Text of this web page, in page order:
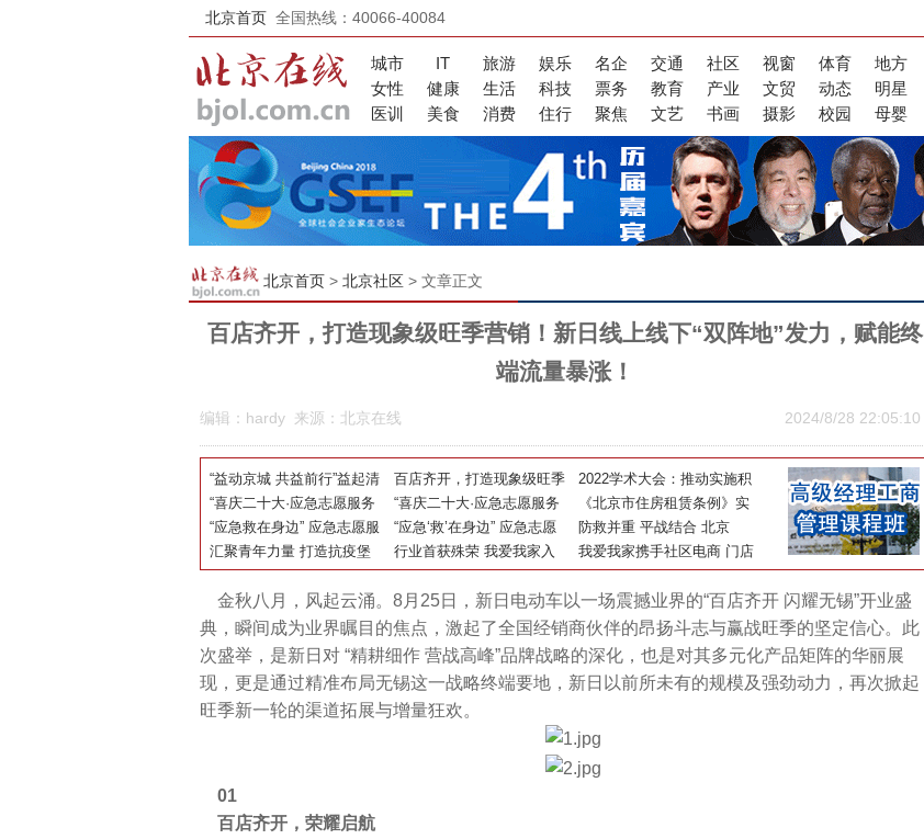
北京首页 全国热线：40066-40084
城市 IT 旅游 娱乐 名企 交通 社区 视窗 体育 地方
女性
健康 生活 科技 票务 教育 产业 文贸 动态 明星
医训
美食 消费 住行 聚焦 文艺 书画 摄影 校园 母婴
北京首页> 北京社区> 文章正文
百店齐开，打造现象级旺季营销！新日线上线下“双阵地”发力，赋能终
端流量暴涨！
2024/8/28 22:05:10
编辑：hardy 来源：北京在线
“益动京城 共益前行”益起清
凉 情暖人心
百店齐开，打造现象级旺季
营销！新日线上线下“双阵
地”发力，赋能终端流量暴
涨！
2022学术大会：推动实施积
极应对人口老龄化国家战略
“喜庆二十大·应急志愿服务
巡礼” 活动走进海淀石油共
生大院
“喜庆二十大·应急志愿服务
巡礼”活动走进香山
《北京市住房租赁条例》实
施 北京我爱我家普法活动进
社区
“应急救在身边” 应急志愿服
务基层宣教活动走进门头沟
“应急‘救’在身边” 应急志愿
服务基层宣教活动走进顺义
防救并重 平战结合 北京
市“应急志愿服务在行动”系
列活动顺利开展
汇聚青年力量 打造抗疫堡
垒，我爱我家青年志愿服务
站守护社区平安
行业首获殊荣 我爱我家入
选“北京榜样”
我爱我家携手社区电商 门店
化身提货点守护居民生活
金秋八月，风起云涌。8月25日，新日电动车以一场震撼业界的“百店齐开 闪耀无锡”开业盛
典，瞬间成为业界瞩目的焦点，激起了全国经销商伙伴的昂扬斗志与赢战旺季的坚定信心。此
次盛举，是新日对 “精耕细作 营战高峰”品牌战略的深化，也是对其多元化产品矩阵的华丽展
现，更是通过精准布局无锡这一战略终端要地，新日以前所未有的规模及强劲动力，再次掀起
旺季新一轮的渠道拓展与增量狂欢。
01
百店齐开，荣耀启航